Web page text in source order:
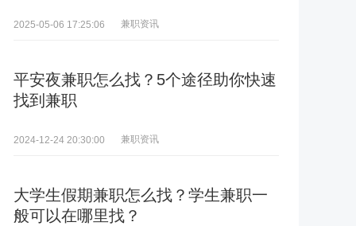
2025-05-06 17:25:06 兼职资讯
平安夜兼职怎么找？5个途径助你快速
找到兼职
2024-12-24 20:30:00 兼职资讯
大学生假期兼职怎么找？学生兼职一
般可以在哪里找？